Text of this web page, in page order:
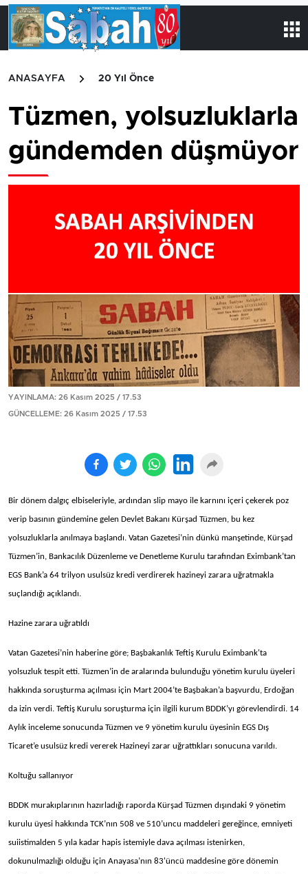
ANASAYFA 20 Yıl Önce
Tüzmen, yolsuzluklarla
gündemden düşmüyor
YAYINLAMA: 26 Kasım 2025 / 17.53
GÜNCELLEME: 26 Kasım 2025 / 17.53
Bir dönem dalgıç elbiseleriyle, ardından slip mayo ile karnını içeri çekerek poz
verip basının gündemine gelen Devlet Bakanı Kürşad Tüzmen, bu kez
yolsuzluklarla anılmaya başlandı. Vatan Gazetesi’nin dünkü manşetinde, Kürşad
Tüzmen’in, Bankacılık Düzenleme ve Denetleme Kurulu tarafından Eximbank’tan
EGS Bank’a 64 trilyon usulsüz kredi verdirerek hazineyi zarara uğratmakla
suçlandığı açıklandı.
Hazine zarara uğratıldı
Vatan Gazetesi’nin haberine göre; Başbakanlık Teftiş Kurulu Eximbank'ta
yolsuzluk tespit etti. Tüzmen’in de aralarında bulunduğu yönetim kurulu üyeleri
hakkında soruşturma açılması için Mart 2004’te Başbakan’a başvurdu, Erdoğan
da izin verdi. Teftiş Kurulu soruşturma için ilgili kurum BDDK’yı görevlendirdi. 14
Aylık inceleme sonucunda Tüzmen ve 9 yönetim kurulu üyesinin EGS Dış
Ticaret’e usulsüz kredi vererek Hazineyi zarar uğrattıkları sonucuna varıldı.
Koltuğu sallanıyor
BDDK murakıplarının hazırladığı raporda Kürşad Tüzmen dışındaki 9 yönetim
kurulu üyesi hakkında TCK’nın 508 ve 510’uncu maddeleri gereğince, emniyeti
suiistimalden 5 yıla kadar hapis istemiyle dava açılması istenirken,
dokunulmazlığı olduğu için Anayasa’nın 83'üncü maddesine göre dönemin